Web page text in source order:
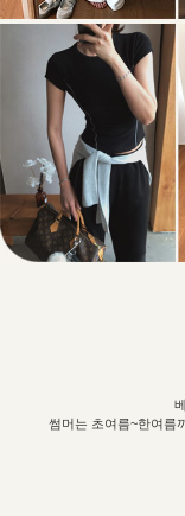
썸머는 초여름~한여름